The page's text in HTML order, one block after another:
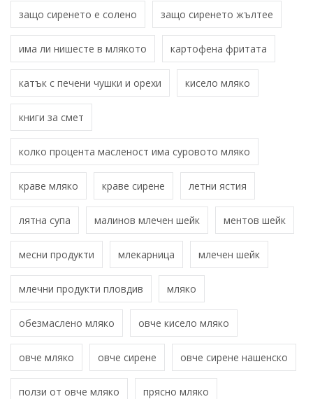
защо сиренето е солено защо сиренето жълтее
има ли нишесте в млякото картофена фритата
катък с печени чушки и орехи кисело мляко
книги за смет
колко процента масленост има суровото мляко
краве мляко краве сирене летни ястия
лятна супа малинов млечен шейк ментов шейк
месни продукти млекарница млечен шейк
млечни продукти пловдив мляко
обезмаслено мляко овче кисело мляко
овче мляко овче сирене овче сирене нашенско
ползи от овче мляко прясно мляко